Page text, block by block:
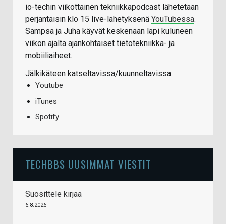
io-techin viikottainen tekniikkapodcast lähetetään
perjantaisin klo 15 live-lähetyksenä YouTubessa.
Sampsa ja Juha käyvät keskenään läpi kuluneen
viikon ajalta ajankohtaiset tietotekniikka- ja
mobiiliaiheet.
Jälkikäteen katseltavissa/kuunneltavissa:
Youtube
iTunes
Spotify
TECHBBS UUSIMMAT VIESTIT
Suosittele kirjaa
6.8.2026